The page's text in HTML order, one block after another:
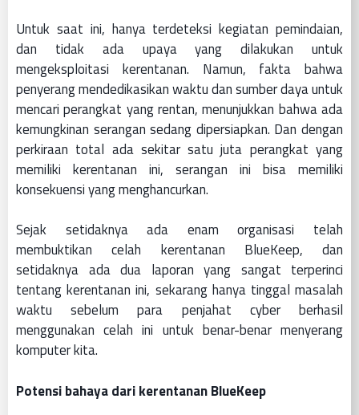
Untuk saat ini, hanya terdeteksi kegiatan pemindaian,
dan tidak ada upaya yang dilakukan untuk
mengeksploitasi kerentanan. Namun, fakta bahwa
penyerang mendedikasikan waktu dan sumber daya untuk
mencari perangkat yang rentan, menunjukkan bahwa ada
kemungkinan serangan sedang dipersiapkan. Dan dengan
perkiraan total ada sekitar satu juta perangkat yang
memiliki kerentanan ini, serangan ini bisa memiliki
konsekuensi yang menghancurkan.
Sejak setidaknya ada enam organisasi telah
membuktikan celah kerentanan BlueKeep, dan
setidaknya ada dua laporan yang sangat terperinci
tentang kerentanan ini, sekarang hanya tinggal masalah
waktu sebelum para penjahat cyber berhasil
menggunakan celah ini untuk benar-benar menyerang
komputer kita.
Potensi bahaya dari kerentanan BlueKeep